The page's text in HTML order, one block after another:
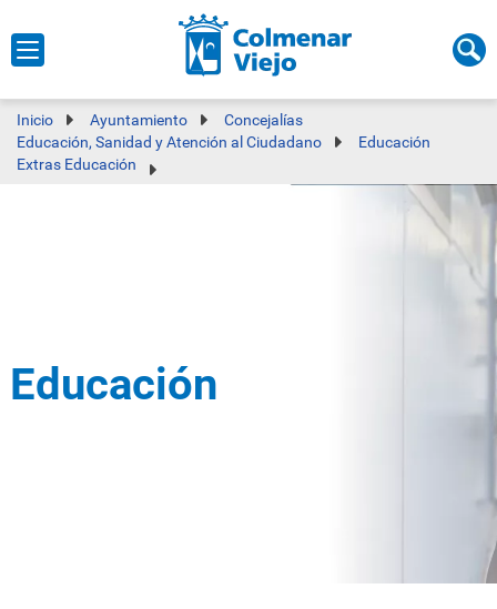
Inicio Ayuntamiento
Concejalías
Educación, Sanidad y Atención al Ciudadano
Educación
Extras Educación
Educación